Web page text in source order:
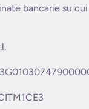
bancarie su